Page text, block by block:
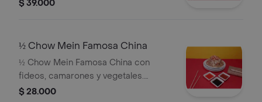
$ 39.000
½ Chow Mein Famosa China
½ Chow Mein Famosa China con
fideos, camarones y vegetales.
Incluye salsas para acompañar.
$ 28.000